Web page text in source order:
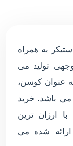
به همراه
تولید می
عنوان کوسن،
می باشد. خرید
ارزان ترین
شده می